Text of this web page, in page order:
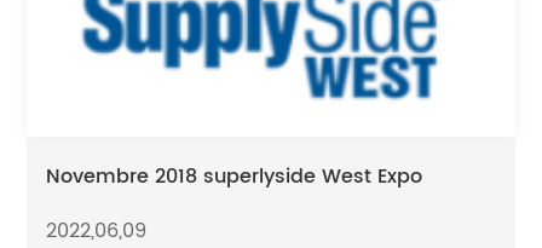
Novembre 2018 superlyside West Expo
2022,06,09